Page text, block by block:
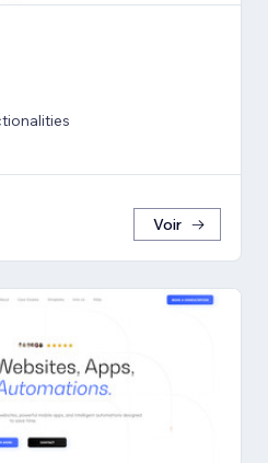
Voir